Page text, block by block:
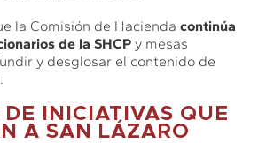
la Comisión de Haciendacontinúa
de la SHCP y mesas
y desglosar el contenido de
.
DE INICIATIVAS QUE
A SAN LÁZARO